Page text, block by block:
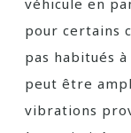
véhicule en
pour certains
pas habitués
peut être
vibrations